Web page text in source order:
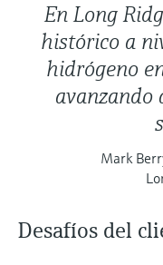
En Long
histórico a
hidrógeno
avanzando
Mark
Desafíos del